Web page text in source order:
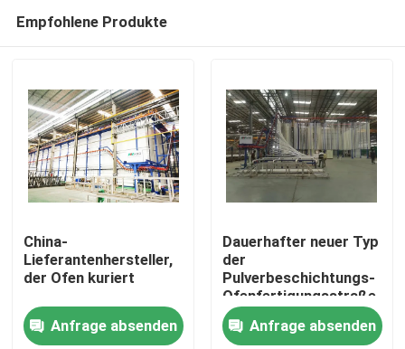
Haus
Produkte
Empfohlene Produkte
China-
Lieferantenhersteller,
der Ofen kuriert
Anfrage absenden
Dauerhafter neuer Typ
der
Pulverbeschichtungs-
Ofenfertigungsstraße
Anfrage absenden